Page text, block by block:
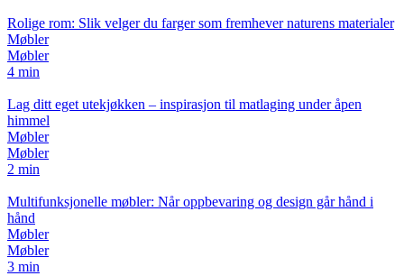
Rolige rom: Slik velger du farger som fremhever naturens materialer
Møbler
Møbler
4 min
Lag ditt eget utekjøkken – inspirasjon til matlaging under åpen
himmel
Møbler
Møbler
2 min
Multifunksjonelle møbler: Når oppbevaring og design går hånd i
hånd
Møbler
Møbler
3 min